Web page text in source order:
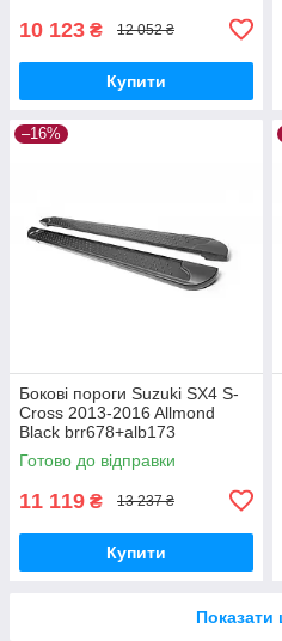
10 123 ₴ 12 052 ₴
Купити
–16%
Бокові пороги Suzuki SX4 S-
Cross 2013-2016 Allmond
Black brr678+alb173
Готово до відправки
11 119 ₴ 13 237 ₴
Купити
Показати